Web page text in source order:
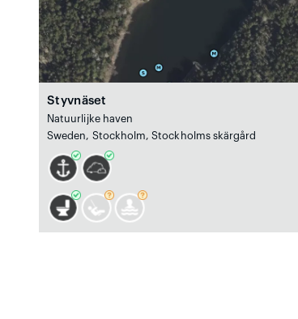
Styvnäset
Natuurlijke haven
Sweden, Stockholm, Stockholms skärgård